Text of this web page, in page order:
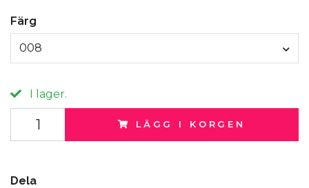
Färg
008
I lager.
LÄGG I KORGEN
Dela